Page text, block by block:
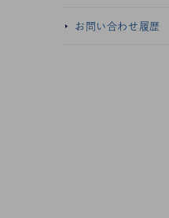
お問い合わせ履歴